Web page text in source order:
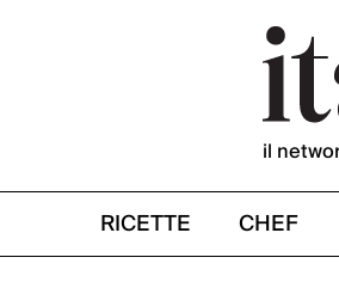
il
RICETTE CHEF